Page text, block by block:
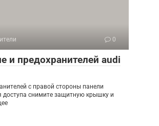
0
и предохранителей audi
с правой стороны панели
доступа снимите защитную крышку и